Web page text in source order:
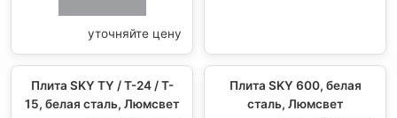
уточняйте цену
Плита SKY TY / T-24 / T-
15, белая сталь, Люмсвет
Плита SKY 600, белая
сталь, Люмсвет